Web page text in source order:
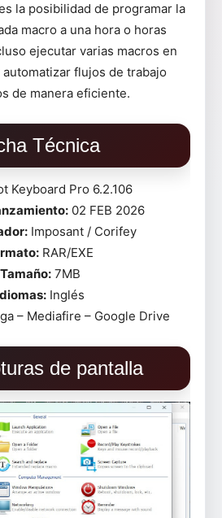
la posibilidad de programar la
macro a una hora o horas
ejecutar varias macros en
flujos de trabajo
de manera eficiente.
Técnica
Keyboard Pro 6.2.106
02 FEB 2026
Imposant / Corifey
RAR/EXE
Tamaño:7MB
Inglés
– Mediafire – Google Drive
de pantalla